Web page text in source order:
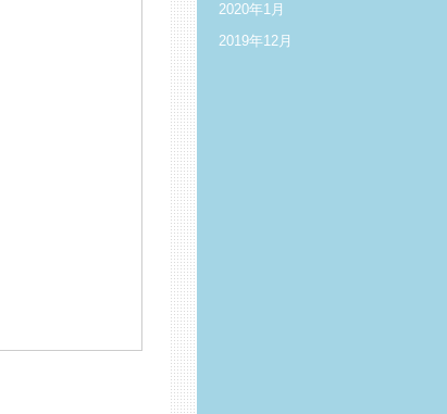
2020年1月
2019年12月